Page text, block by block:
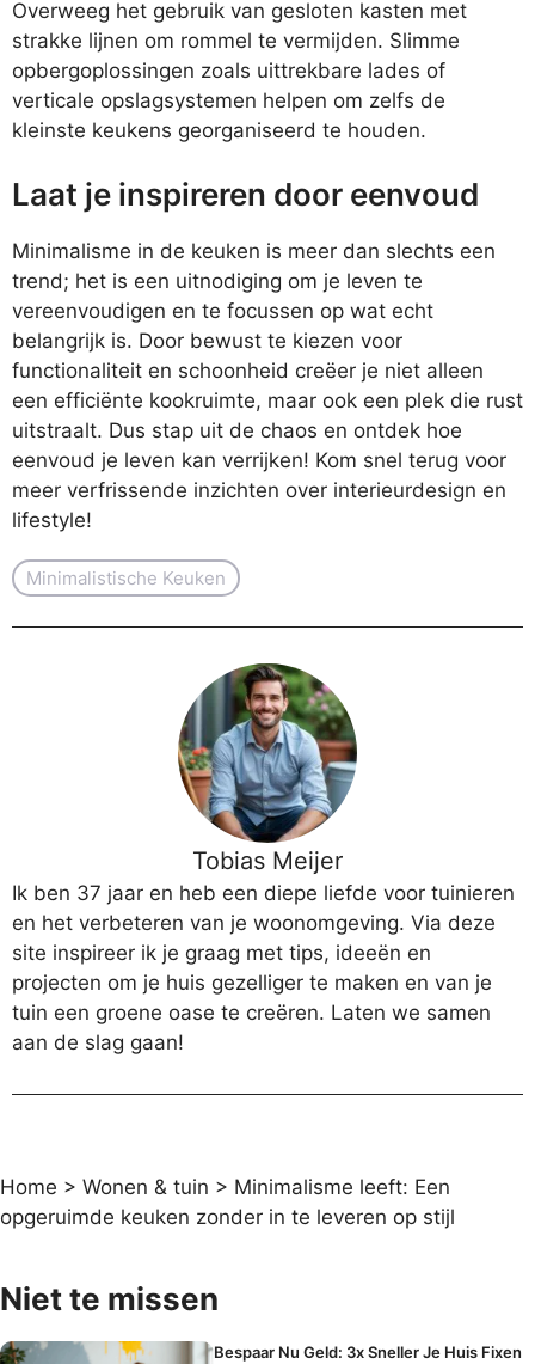
Overweeg het gebruik van gesloten kasten met
strakke lijnen om rommel te vermijden. Slimme
opbergoplossingen zoals uittrekbare lades of
verticale opslagsystemen helpen om zelfs de
kleinste keukens georganiseerd te houden.
Laat je inspireren door eenvoud
Minimalisme in de keuken is meer dan slechts een
trend; het is een uitnodiging om je leven te
vereenvoudigen en te focussen op wat echt
belangrijk is. Door bewust te kiezen voor
functionaliteit en schoonheid creëer je niet alleen
een efficiënte kookruimte, maar ook een plek die rust
uitstraalt. Dus stap uit de chaos en ontdek hoe
eenvoud je leven kan verrijken! Kom snel terug voor
meer verfrissende inzichten over interieurdesign en
lifestyle!
Minimalistische Keuken
Tobias Meijer
Ik ben 37 jaar en heb een diepe liefde voor tuinieren
en het verbeteren van je woonomgeving. Via deze
site inspireer ik je graag met tips, ideeën en
projecten om je huis gezelliger te maken en van je
tuin een groene oase te creëren. Laten we samen
aan de slag gaan!
Home > Wonen & tuin > Minimalisme leeft: Een
opgeruimde keuken zonder in te leveren op stijl
Niet te missen
Bespaar Nu Geld: 3x Sneller Je Huis Fixen